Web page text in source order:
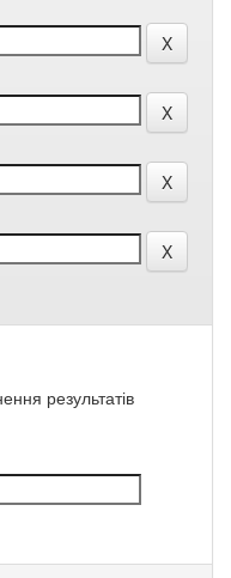
результатів